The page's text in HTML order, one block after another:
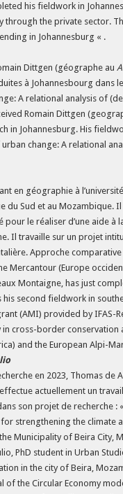
his fieldwork in
through the private sector.
in Johannesburg « .
Dittgen (géographe au
à Johannesbourg dans
A relational analysis of
Romain Dittgen
in Johannesburg. His
change: A relational
en géographie à
du Sud et au Mozambique.
pour le réaliser d’une aide
Il travaille sur un projet
Approche
Mercantour (Europe
Montaigne, has just
his second fieldwork in
(AMI) provided by IFAS-
cross-border
and the European Alpi-
en 2023, Thomas
actuellement un
son projet de recherche
strengthening the
Municipality of Beira City,
PhD student in Urban
in the city of Beira,
of the Circular Economy